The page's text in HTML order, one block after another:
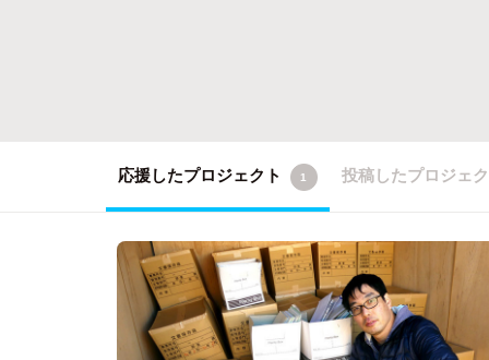
応援したプロジェクト 1 投稿したプロジェ